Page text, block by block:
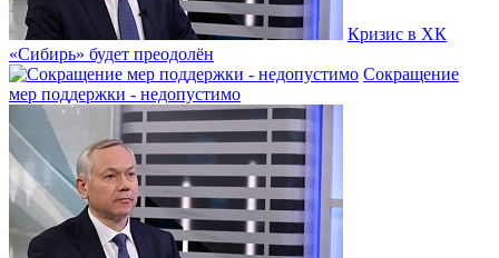
Кризис в ХК
«Сибирь» будет преодолён
Сокращение
мер поддержки - недопустимо